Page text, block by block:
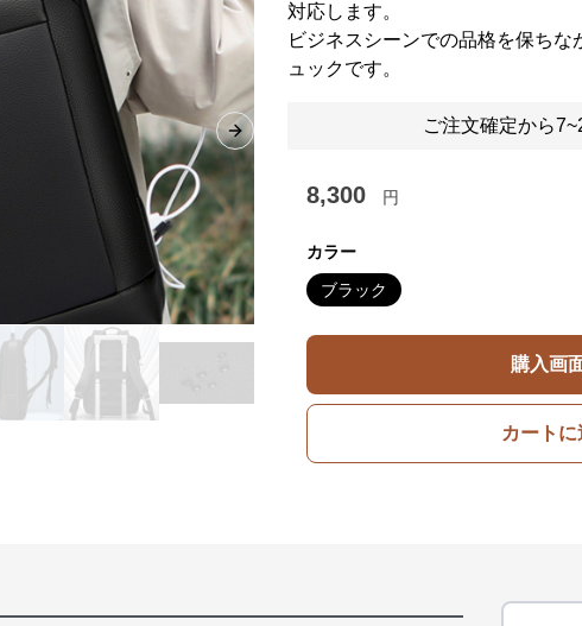
Next slide
対応します。
ビジネスシーンでの品格を保ちな
ュックです。
ご注文確定から
8,300 円
カラー
ブラック
購入画
カート